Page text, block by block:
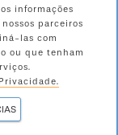
informações
parceiros
las com
ou que tenham